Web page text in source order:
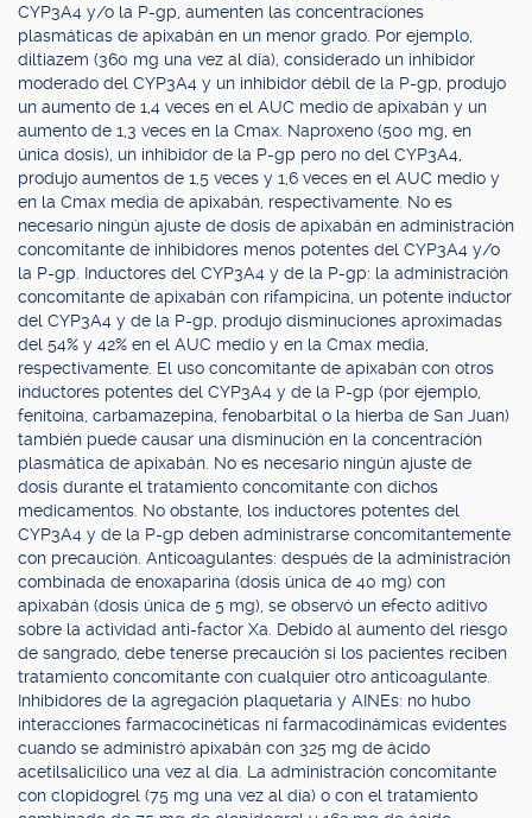
CYP3A4 y/o la P-gp, aumenten las concentraciones
plasmáticas de apixabán en un menor grado. Por ejemplo,
diltiazem (360 mg una vez al día), considerado un inhibidor
moderado del CYP3A4 y un inhibidor débil de la P-gp, produjo
un aumento de 1,4 veces en el AUC medio de apixabán y un
aumento de 1,3 veces en la Cmax. Naproxeno (500 mg, en
única dosis), un inhibidor de la P-gp pero no del CYP3A4,
produjo aumentos de 1,5 veces y 1,6 veces en el AUC medio y
en la Cmax media de apixabán, respectivamente. No es
necesario ningún ajuste de dosis de apixabán en administración
concomitante de inhibidores menos potentes del CYP3A4 y/o
la P-gp. Inductores del CYP3A4 y de la P-gp: la administración
concomitante de apixabán con rifampicina, un potente inductor
del CYP3A4 y de la P-gp, produjo disminuciones aproximadas
del 54% y 42% en el AUC medio y en la Cmax media,
respectivamente. El uso concomitante de apixabán con otros
inductores potentes del CYP3A4 y de la P-gp (por ejemplo,
fenitoína, carbamazepina, fenobarbital o la hierba de San Juan)
también puede causar una disminución en la concentración
plasmática de apixabán. No es necesario ningún ajuste de
dosis durante el tratamiento concomitante con dichos
medicamentos. No obstante, los inductores potentes del
CYP3A4 y de la P-gp deben administrarse concomitantemente
con precaución. Anticoagulantes: después de la administración
combinada de enoxaparina (dosis única de 40 mg) con
apixabán (dosis única de 5 mg), se observó un efecto aditivo
sobre la actividad anti-factor Xa. Debido al aumento del riesgo
de sangrado, debe tenerse precaución si los pacientes reciben
tratamiento concomitante con cualquier otro anticoagulante.
Inhibidores de la agregación plaquetaria y AINEs: no hubo
interacciones farmacocinéticas ni farmacodinámicas evidentes
cuando se administró apixabán con 325 mg de ácido
acetilsalicílico una vez al día. La administración concomitante
con clopidogrel (75 mg una vez al día) o con el tratamiento